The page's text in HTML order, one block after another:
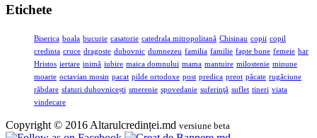
Etichete
Biserica boala bucurie casatorie catedrala mitropolitană Chisinau copii copil
credinta cruce dragoste duhovnic dumnezeu familia familie fapte bune femeie har
Hristos iertare inimă iubire maica domnului mama mantuire milostenie minune
moarte octavian mosin pacat pilde ortodoxe post predica preot păcate rugăciune
răbdare sfaturi duhovnicești smerenie spovedanie suferinţă suflet tineri viata
vindecare
Copyright © 2016 Altarulcredinței.md versiune beta